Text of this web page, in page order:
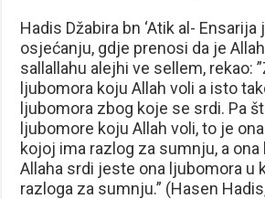
Hadis Džabira bn ‘Atik al-
osjećanju, gdje prenosi da je
sallallahu alejhi ve sellem, rekao:
ljubomora koju Allah voli a isto
ljubomora zbog koje se srdi. Pa
ljubomore koju Allah voli, to je
kojoj ima razlog za sumnju, a
Allaha srdi jeste ona ljubomora u
razloga za sumnju.” (Hasen